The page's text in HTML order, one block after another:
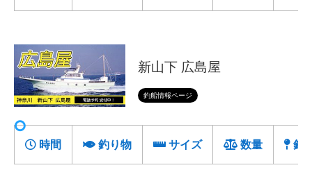
新山下 広島屋
釣船情報ページ
時間 釣り物 サイズ 数量 釣